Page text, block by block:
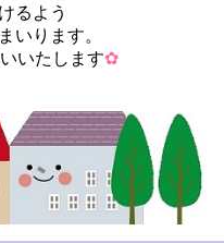
るよう
いります。
いたします✿